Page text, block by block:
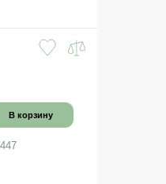
В корзину